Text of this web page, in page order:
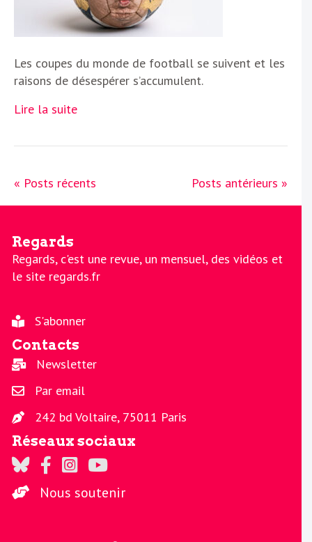
Les coupes du monde de football se suivent et les
raisons de désespérer s’accumulent.
Lire la suite
« Posts récents Posts antérieurs »
Regards
Regards, c'est une revue, un mensuel, des vidéos et
le site regards.fr
S'abonner
Contacts
Newsletter
Par email
242 bd Voltaire, 75011 Paris
Réseaux sociaux
Regards sur Twitter
Regards sur Facebook
Regards sur Instagram
La chaine Regards sur Youtube
Nous soutenir